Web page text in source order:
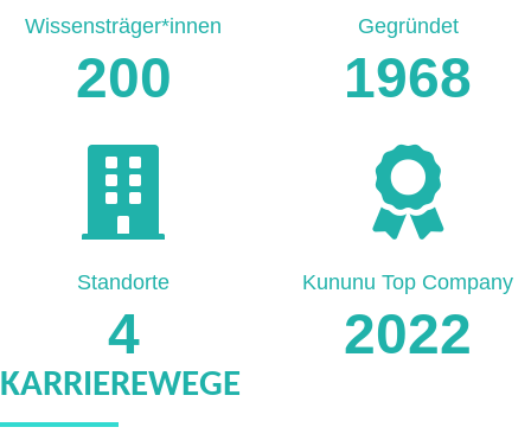
200
Wissensträger*innen
1968
Gegründet
4
Standorte
2022
Kununu Top Company
KARRIEREWEGE